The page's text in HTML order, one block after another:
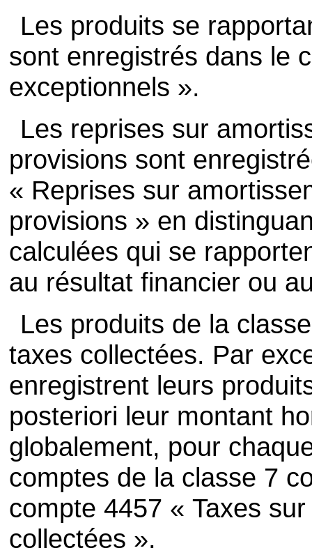
Les produits se
sont enregistrés dans le
exceptionnels ».
Les reprises sur
provisions sont
« Reprises sur
provisions » en
calculées qui se
au résultat financier ou
Les produits de la
taxes collectées. Par
enregistrent leurs
posteriori leur montant
globalement, pour
comptes de la classe 7
compte 4457 « Taxes
collectées ».